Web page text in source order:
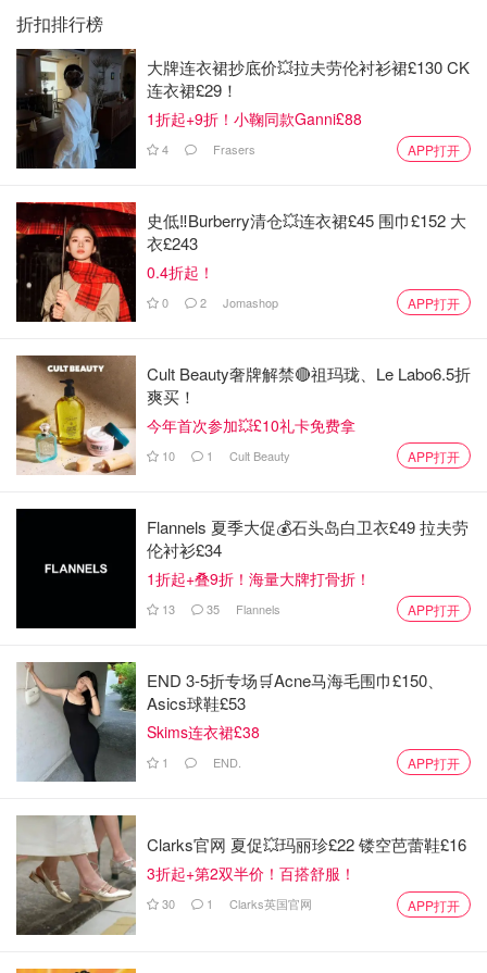
折扣排行榜
大牌连衣裙抄底价💥拉夫劳伦衬衫裙£130 CK
连衣裙£29！
1折起+9折！小鞠同款Ganni£88
4 Frasers APP打开
史低‼️Burberry清仓💥连衣裙£45 围巾£152 大
衣£243
0.4折起！
0 2 Jomashop APP打开
Cult Beauty奢牌解禁🔴祖玛珑、Le Labo6.5折
爽买！
今年首次参加💥£10礼卡免费拿
10 1 Cult Beauty APP打开
Flannels 夏季大促💰石头岛白卫衣£49 拉夫劳
伦衬衫£34
1折起+叠9折！海量大牌打骨折！
13 35 Flannels APP打开
END 3-5折专场🛒Acne马海毛围巾£150、
Asics球鞋£53
Skims连衣裙£38
1 END. APP打开
Clarks官网 夏促💥玛丽珍£22 镂空芭蕾鞋£16
3折起+第2双半价！百搭舒服！
30 1 Clarks英国官网 APP打开